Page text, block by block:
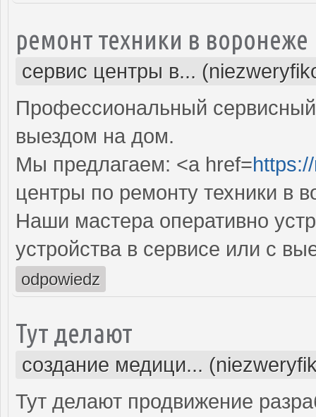
ремонт техники в воронеже
сервис центры в...
Профессиональный
выездом на дом.
Мы предлагаем: <a href=
центры по ремонту техники в
Наши мастера оперативно
устройства в сервисе или с
odpowiedz
Тут делают
создание медици...
Тут делают продвижение